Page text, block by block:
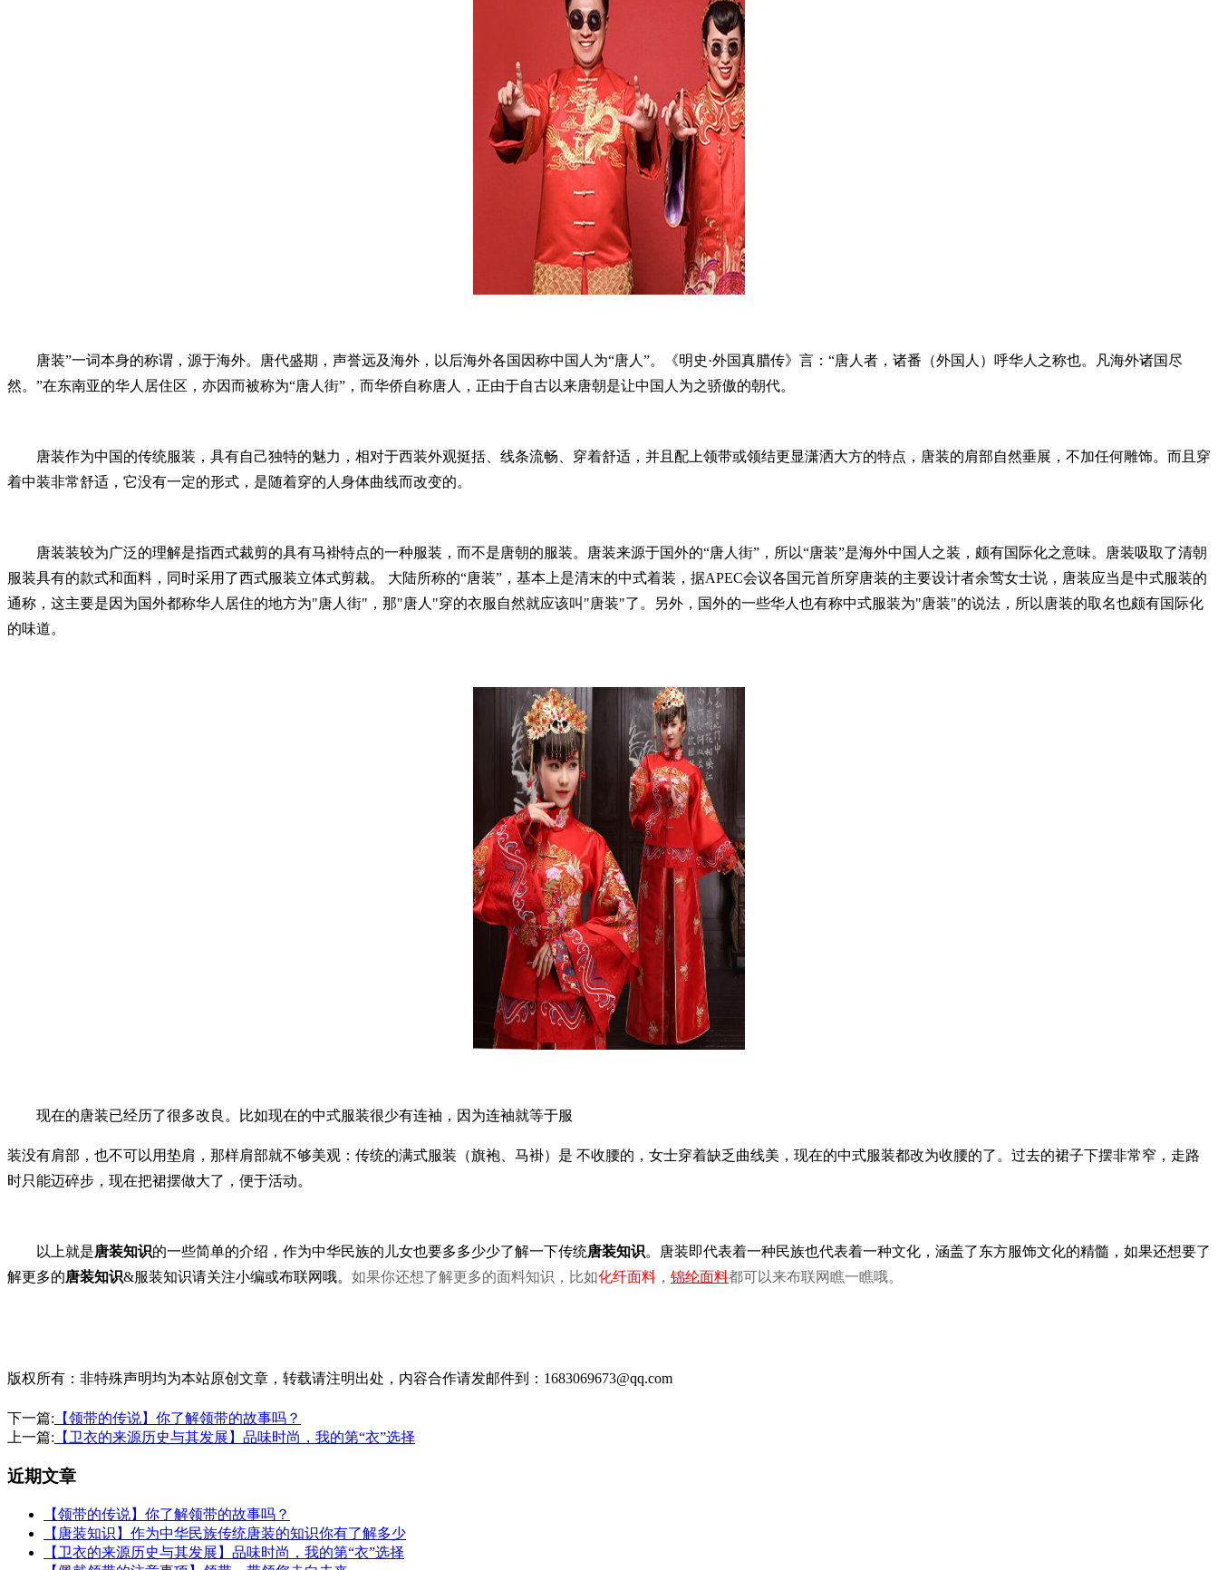
唐装”一词本身的称谓，源于海外。唐代盛期，声誉远及海外，以后海外各国因称中国人为“唐人”。《明史·外国真腊传》言：“唐人者，诸番（外国人）呼华人之称也。凡海外诸国尽
然。”在东南亚的华人居住区，亦因而被称为“唐人街”，而华侨自称唐人，正由于自古以来唐朝是让中国人为之骄傲的朝代。
唐装作为中国的传统服装，具有自己独特的魅力，相对于西装外观挺括、线条流畅、穿着舒适，并且配上领带或领结更显潇洒大方的特点，唐装的肩部自然垂展，不加任何雕饰。而且穿
着中装非常舒适，它没有一定的形式，是随着穿的人身体曲线而改变的。
唐装装较为广泛的理解是指西式裁剪的具有马褂特点的一种服装，而不是唐朝的服装。唐装来源于国外的“唐人街”，所以“唐装”是海外中国人之装，颇有国际化之意味。唐装吸取了清朝
服装具有的款式和面料，同时采用了西式服装立体式剪裁。 大陆所称的“唐装”，基本上是清末的中式着装，据APEC会议各国元首所穿唐装的主要设计者余莺女士说，唐装应当是中式服装的
通称，这主要是因为国外都称华人居住的地方为"唐人街"，那"唐人"穿的衣服自然就应该叫"唐装"了。另外，国外的一些华人也有称中式服装为"唐装"的说法，所以唐装的取名也颇有国际化
的味道。
现在的唐装已经历了很多改良。比如现在的中式服装很少有连袖，因为连袖就等于服
装没有肩部，也不可以用垫肩，那样肩部就不够美观：传统的满式服装（旗袍、马褂）是 不收腰的，女士穿着缺乏曲线美，现在的中式服装都改为收腰的了。过去的裙子下摆非常窄，走路
时只能迈碎步，现在把裙摆做大了，便于活动。
以上就是唐装知识的一些简单的介绍，作为中华民族的儿女也要多多少少了解一下传统唐装知识。唐装即代表着一种民族也代表着一种文化，涵盖了东方服饰文化的精髓，如果还想要了
解更多的唐装知识&服装知识请关注小编或布联网哦。 如果你还想了解更多的面料知识，比如化纤面料 ， 锦纶面料都可以来布联网瞧一瞧哦。
版权所有：非特殊声明均为本站原创文章，转载请注明出处，内容合作请发邮件到：1683069673@qq.com
下一篇: 【领带的传说】你了解领带的故事吗？
上一篇: 【卫衣的来源历史与其发展】品味时尚，我的第“衣”选择
近期文章
【领带的传说】你了解领带的故事吗？
【唐装知识】作为中华民族传统唐装的知识你有了解多少
【卫衣的来源历史与其发展】品味时尚，我的第“衣”选择